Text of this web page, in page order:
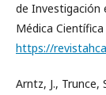
de Investigación
Médica
https://
Arntz, J., Trunce,